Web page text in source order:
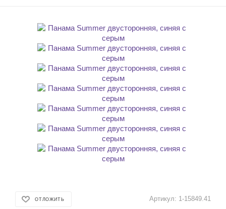
ОТЛОЖИТЬ Артикул: 1-15849.41